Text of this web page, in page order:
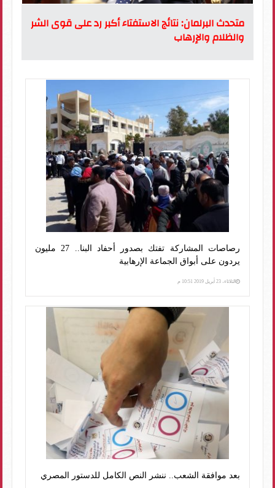
متحدث البرلمان: نتائج الاستفتاء أكبر رد على قوى الشر
والظلام والإرهاب
رصاصات المشاركة تفتك بصدور أحفاد البنا.. 27 مليون
يردون على أبواق الجماعة الإرهابية
الثلاثاء، 23 أبريل 2019 10:51 م
بعد موافقة الشعب.. ننشر النص الكامل للدستور المصري